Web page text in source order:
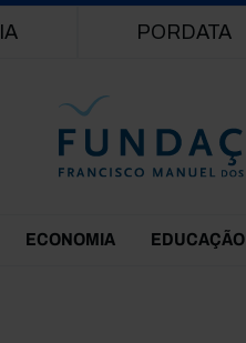
PORDATA
ECONOMIA EDUCAÇÃO